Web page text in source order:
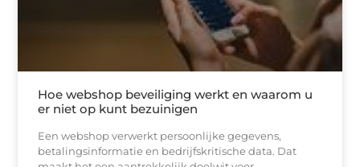
Hoe webshop beveiliging werkt en waarom u
er niet op kunt bezuinigen
Een webshop verwerkt persoonlijke gegevens,
betalingsinformatie en bedrijfskritische data. Dat